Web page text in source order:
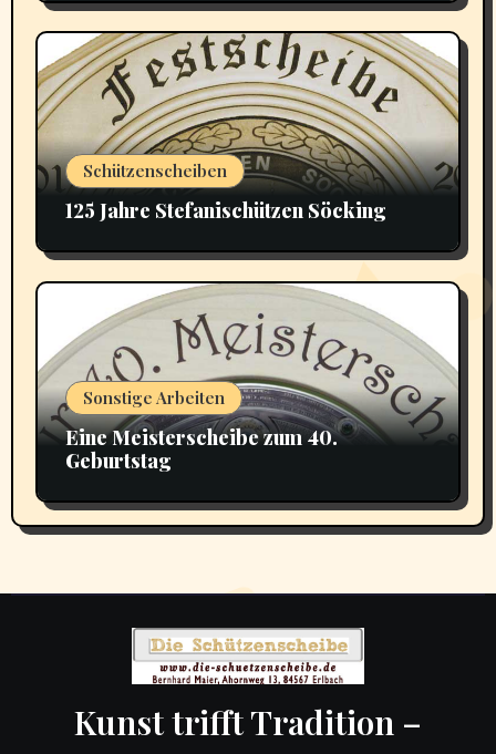
Schützenscheiben
125 Jahre Stefanischützen Söcking
Sonstige Arbeiten
Eine Meisterscheibe zum 40.
Geburtstag
Kunst trifft Tradition –